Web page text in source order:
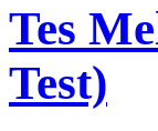
Tes
Test)